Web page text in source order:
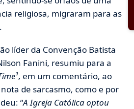
religiosa, migraram para as
líder da Convenção Batista
Fanini, resumiu para a
1, em um comentário, ao
de sarcasmo, como e por
“A Igreja Católica optou